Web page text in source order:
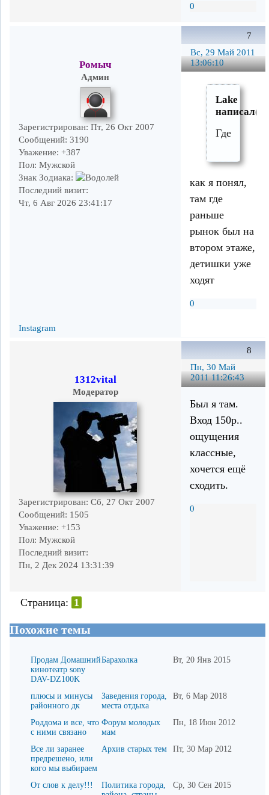
0
7
Вс, 29 Май 2011
13:06:10
Ромыч
Админ
Зарегистрирован: Пт, 26 Окт 2007
Сообщений: 3190
Уважение: +387
Пол: Мужской
Знак Зодиака:
Последний визит:
Чт, 6 Авг 2026 23:41:17
Lake
Где?
как я понял,
там где
раньше
рынок был на
втором этаже,
детишки уже
ходят
0
Instagram
8
Пн, 30 Май
2011 11:26:43
1312vital
Модератор
Зарегистрирован: Сб, 27 Окт 2007
Сообщений: 1505
Уважение: +153
Пол: Мужской
Последний визит:
Пн, 2 Дек 2024 13:31:39
Был я там.
Вход 150р..
ощущения
классные,
хочется ещё
сходить.
0
Страница: 1
Похожие темы
Продам Домашний
кинотеатр sony
DAV-DZ100K
Барахолка Вт, 20 Янв 2015
плюсы и минусы
районного дк
Заведения города,
места отдыха
Вт, 6 Мар 2018
Роддома и все, что
с ними связано
Форум молодых
мам
Пн, 18 Июн 2012
Все ли заранее
предрешено, или
кого мы выбираем
Архив старых тем Пт, 30 Мар 2012
От слов к делу!!!
Политика города,
Ср, 30 Сен 2015